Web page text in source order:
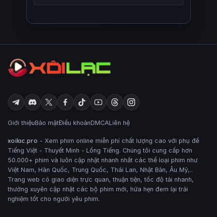
Giới thiệuBảo mậtĐiều khoảnDMCALiên hệ
xoilac.pro - Xem phim online miễn phí chất lượng cao với phụ đề
Tiếng Việt - Thuyết Minh - Lồng Tiếng. Chúng tôi cung cấp hơn
50.000+ phim và luôn cập nhật nhanh nhất các thể loại phim như
Việt Nam, Hàn Quốc, Trung Quốc, Thái Lan, Nhật Bản, Âu Mỹ,..
Trang web có giao diện trực quan, thuận tiện, tốc độ tải nhanh,
thường xuyên cập nhật các bộ phim mới, hứa hẹn đem lại trải
nghiệm tốt cho người yêu phim.